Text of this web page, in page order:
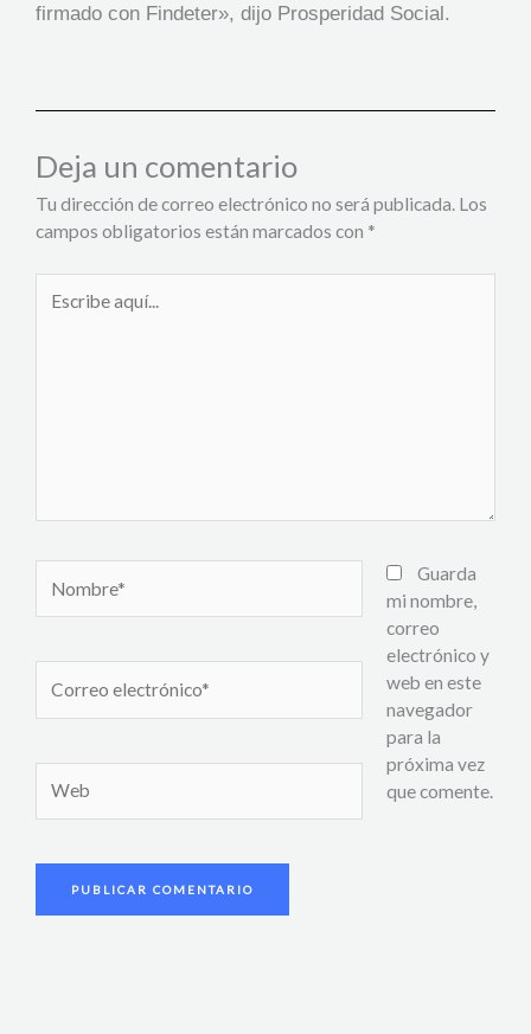
firmado con Findeter», dijo Prosperidad Social.
Deja un comentario
Tu dirección de correo electrónico no será publicada. Los
campos obligatorios están marcados con *
aquí...
electrónico*
Guarda
mi nombre,
correo
electrónico y
web en este
navegador
para la
próxima vez
que comente.